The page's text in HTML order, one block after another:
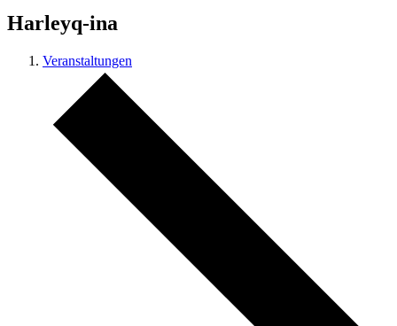
Harleyq-ina
Veranstaltungen